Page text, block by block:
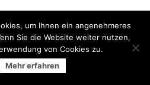
der Universitätsverlage | powered
|Datenschutzhinweise
um Ihnen ein angenehmeres
Sie die Website weiter nutzen,
von Cookies zu.
Mehr erfahren